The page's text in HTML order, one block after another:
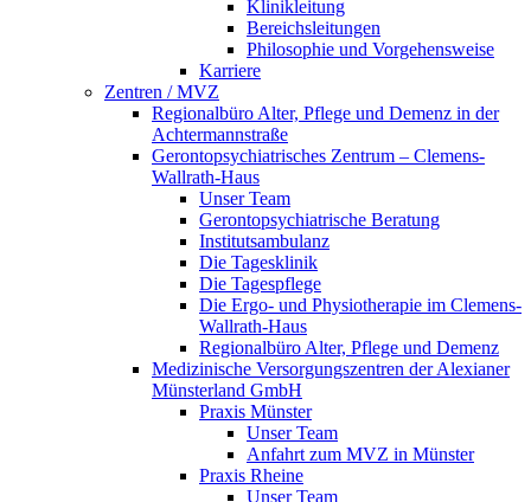
Klinikleitung
Bereichsleitungen
Philosophie und Vorgehensweise
Karriere
Zentren / MVZ
Regionalbüro Alter, Pflege und Demenz in der
Achtermannstraße
Gerontopsychiatrisches Zentrum – Clemens-
Wallrath-Haus
Unser Team
Gerontopsychiatrische Beratung
Institutsambulanz
Die Tagesklinik
Die Tagespflege
Die Ergo- und Physiotherapie im Clemens-
Wallrath-Haus
Regionalbüro Alter, Pflege und Demenz
Medizinische Versorgungszentren der Alexianer
Münsterland GmbH
Praxis Münster
Unser Team
Anfahrt zum MVZ in Münster
Praxis Rheine
Unser Team